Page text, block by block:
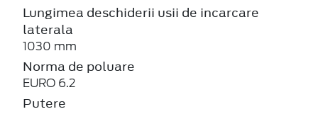
Lungimea deschiderii usii de incarcare
laterala
1030 mm
Norma de poluare
EURO 6.2
Putere